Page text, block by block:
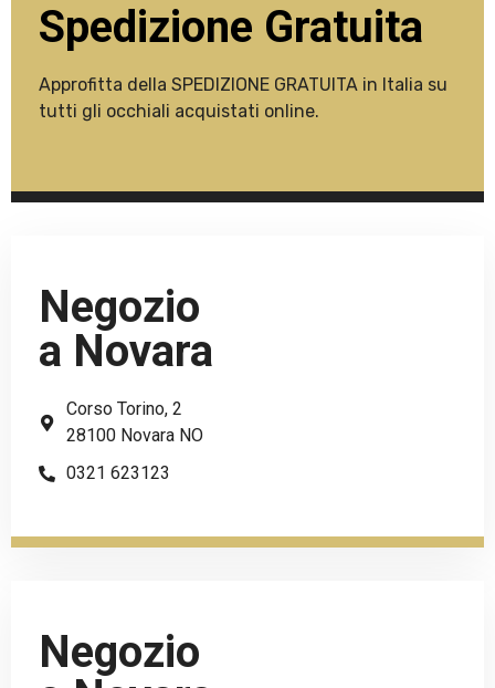
Spedizione Gratuita
Approfitta della SPEDIZIONE GRATUITA in Italia su
tutti gli occhiali acquistati online.
Negozio
a Novara
Corso Torino, 2
28100 Novara NO
0321 623123
Negozio